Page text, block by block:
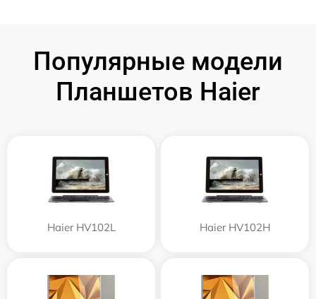
Популярные модели
Планшетов Haier
Haier HV102L Haier HV102H